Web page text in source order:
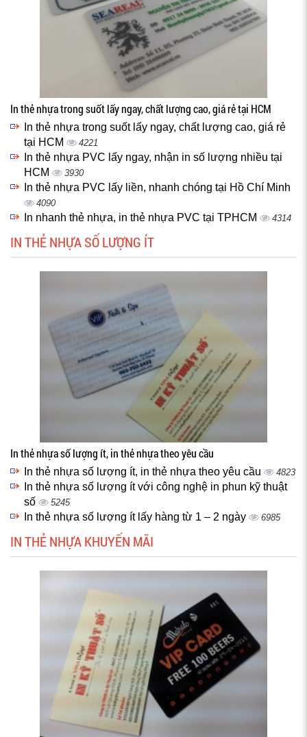
In thẻ nhựa trong suốt lấy ngay, chất lượng cao, giá rẻ tại HCM
In thẻ nhựa trong suốt lấy ngay, chất lượng cao, giá rẻ
tại HCM
4221
In thẻ nhựa PVC lấy ngay, nhận in số lượng nhiều tại
HCM
3930
In thẻ nhựa PVC lấy liền, nhanh chóng tại Hồ Chí Minh
4090
In nhanh thẻ nhựa, in thẻ nhựa PVC tại TPHCM 4314
IN THẺ NHỰA SỐ LƯỢNG ÍT
In thẻ nhựa số lượng ít, in thẻ nhựa theo yêu cầu
In thẻ nhựa số lượng ít, in thẻ nhựa theo yêu cầu 4823
In thẻ nhựa số lượng ít với công nghệ in phun kỹ thuật
số
5245
In thẻ nhựa số lượng ít lấy hàng từ 1 – 2 ngày 6985
IN THẺ NHỰA KHUYẾN MÃI